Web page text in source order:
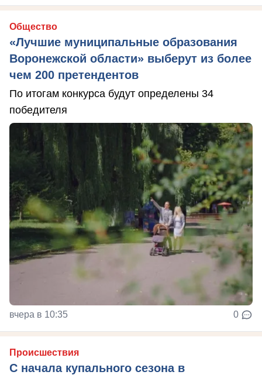
Общество
«Лучшие муниципальные образования
Воронежской области» выберут из более
чем 200 претендентов
По итогам конкурса будут определены 34
победителя
вчера в 10:35 0
Происшествия
С начала купального сезона в